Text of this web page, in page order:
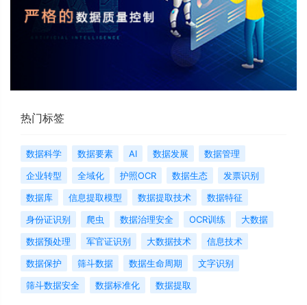
热门标签
数据科学 数据要素 AI 数据发展
数据管理
企业转型
全域化 护照OCR 数据生态
发票识别
数据库
信息提取模型 数据提取技术
数据特征
身份证识别
爬虫 数据治理安全 OCR训练
大数据
数据预处理
军官证识别 大数据技术
信息技术
数据保护
筛斗数据 数据生命周期
文字识别
筛斗数据安全
数据标准化 数据提取